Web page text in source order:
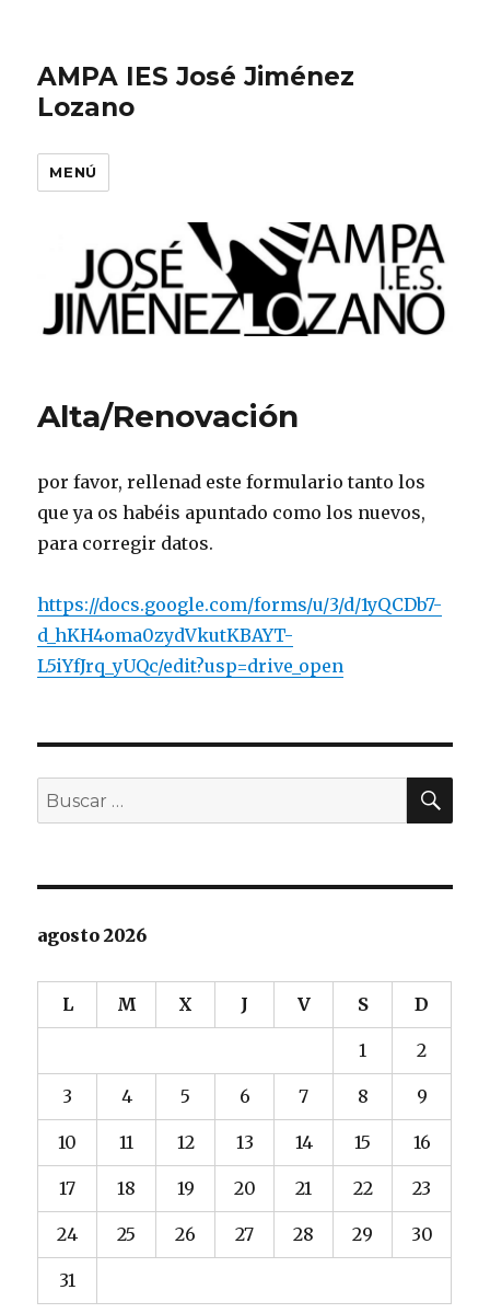
AMPA IES José Jiménez
Lozano
MENÚ
Alta/Renovación
por favor, rellenad este formulario tanto los
que ya os habéis apuntado como los nuevos,
para corregir datos.
https://docs.google.com/forms/u/3/d/1yQCDb7-
d_hKH4oma0zydVkutKBAYT-
L5iYfJrq_yUQc/edit?usp=drive_open
Buscar
por:
agosto 2026
L M X J V S D
1 2
3 4 5 6 7 8 9
10 11 12 13 14 15 16
17 18 19 20 21 22 23
24 25 26 27 28 29 30
31